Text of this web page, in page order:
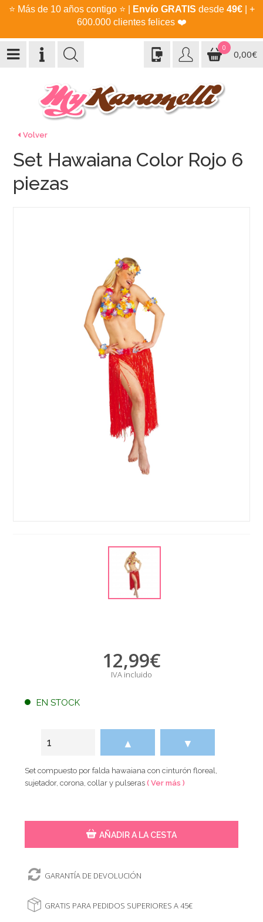
⭐ Más de 10 años contigo ⭐ Envío GRATIS desde 49€| +
600.000 clientes felices ❤️
0
0,00€
Volver
Set Hawaiana Color Rojo 6
piezas
12,99€
IVA incluido
EN STOCK
▲ ▼
Set compuesto por falda hawaiana con cinturón floreal,
sujetador, corona, collar y pulseras( Ver más )
AÑADIR A LA CESTA
GARANTÍA DE DEVOLUCIÓN
GRATIS PARA PEDIDOS SUPERIORES A 45€